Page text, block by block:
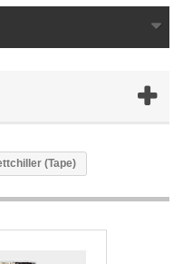
(Tape)